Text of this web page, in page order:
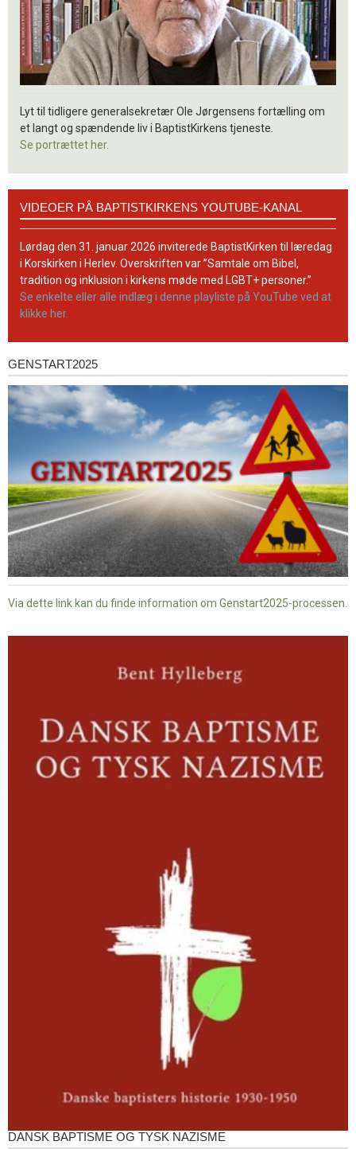
Lyt til tidligere generalsekretær Ole Jørgensens fortælling om
et langt og spændende liv i BaptistKirkens tjeneste.
Se portrættet her.
BaptistKirkens
YouTube-
kanal
VIDEOER PÅ BAPTISTKIRKENS YOUTUBE-KANAL
Lørdag den 31. januar 2026 inviterede BaptistKirken til læredag
i Korskirken i Herlev. Overskriften var ”Samtale om Bibel,
tradition og inklusion i kirkens møde med LGBT+ personer.”
Se enkelte eller alle indlæg i denne playliste på YouTube ved at
klikke her.
Genstart2025
GENSTART2025
Via dette link kan du finde information om Genstart2025-processen.
DANSK BAPTISME OG TYSK NAZISME